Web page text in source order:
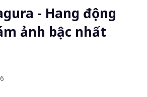
- Hang động
ảnh bậc nhất